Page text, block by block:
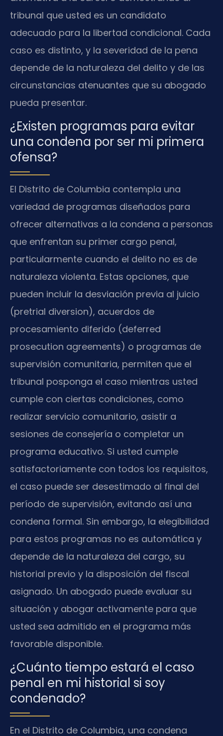
tribunal que usted es un candidato
adecuado para la libertad condicional. Cada
caso es distinto, y la severidad de la pena
depende de la naturaleza del delito y de las
circunstancias atenuantes que su abogado
pueda presentar.
¿Existen programas para evitar
una condena por ser mi primera
ofensa?
El Distrito de Columbia contempla una
variedad de programas diseñados para
ofrecer alternativas a la condena a personas
que enfrentan su primer cargo penal,
particularmente cuando el delito no es de
naturaleza violenta. Estas opciones, que
pueden incluir la desviación previa al juicio
(pretrial diversion), acuerdos de
procesamiento diferido (deferred
prosecution agreements) o programas de
supervisión comunitaria, permiten que el
tribunal posponga el caso mientras usted
cumple con ciertas condiciones, como
realizar servicio comunitario, asistir a
sesiones de consejería o completar un
programa educativo. Si usted cumple
satisfactoriamente con todos los requisitos,
el caso puede ser desestimado al final del
período de supervisión, evitando así una
condena formal. Sin embargo, la elegibilidad
para estos programas no es automática y
depende de la naturaleza del cargo, su
historial previo y la disposición del fiscal
asignado. Un abogado puede evaluar su
situación y abogar activamente para que
usted sea admitido en el programa más
favorable disponible.
¿Cuánto tiempo estará el caso
penal en mi historial si soy
condenado?
En el Distrito de Columbia, una condena